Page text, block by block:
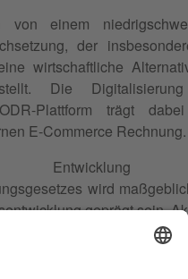
von einem
der
wirtschaftliche
Die
Plattform trägt
E-Commerce Rechnung.
wird
geprägt sein.
der
erwarten, dass das